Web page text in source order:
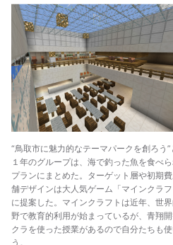
“鳥取市に魅力的なテーマパークを創ろう
１年のグループは、海で釣った魚を食べ
プランにまとめた。ターゲット層や初期
舗デザインは大人気ゲーム「マインクラ
に提案した。マインクラフトは近年、世
野で教育的利用が始まっているが、青翔
クラを使った授業があるので自分たちも
う。